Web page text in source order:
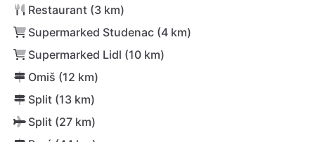
Restaurant (3 km)
Supermarked Studenac (4 km)
Supermarked Lidl (10 km)
Omiš (12 km)
Split (13 km)
Split (27 km)